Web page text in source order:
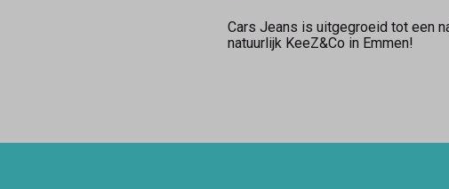
Cars Jeans is uitgegroeid tot een
natuurlijk KeeZ&Co in Emmen!